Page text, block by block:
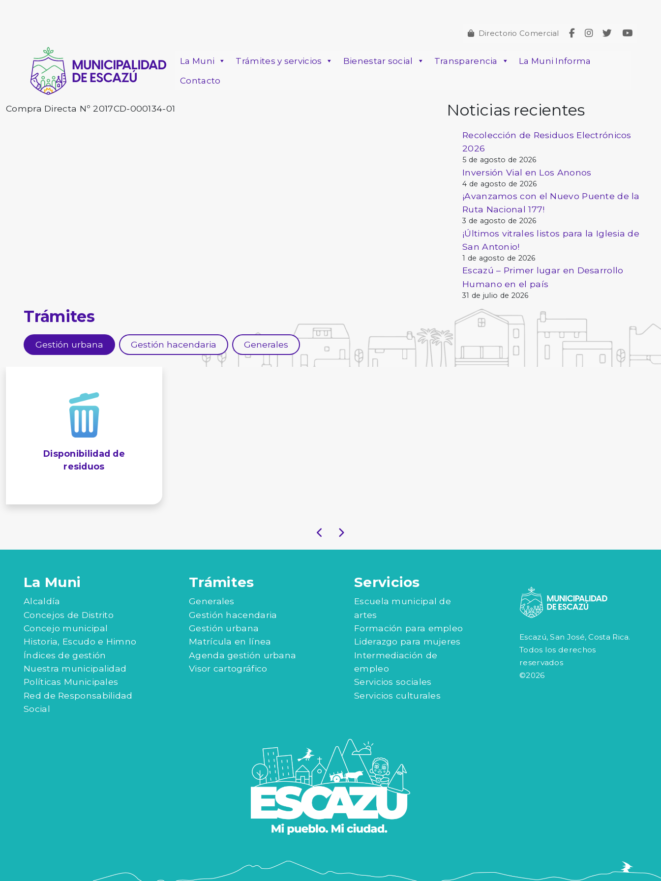
Directorio Comercial
La Muni Trámites y servicios Bienestar social Transparencia
La Muni Informa
Contacto
Compra Directa Nº 2017CD-000134-01 Noticias recientes
Recolección de Residuos Electrónicos
2026
5 de agosto de 2026
Inversión Vial en Los Anonos
4 de agosto de 2026
¡Avanzamos con el Nuevo Puente de la
Ruta Nacional 177!
3 de agosto de 2026
¡Últimos vitrales listos para la Iglesia de
San Antonio!
1 de agosto de 2026
Escazú – Primer lugar en Desarrollo
Humano en el país
31 de julio de 2026
Trámites
Gestión urbana Gestión hacendaria Generales
Disponibilidad de
residuos
La Muni
Alcaldía
Concejos de Distrito
Concejo municipal
Historia, Escudo e Himno
Índices de gestión
Nuestra municipalidad
Políticas Municipales
Red de Responsabilidad
Social
Trámites
Generales
Gestión hacendaria
Gestión urbana
Matrícula en línea
Agenda gestión urbana
Visor cartográfico
Servicios
Escuela municipal de
artes
Formación para empleo
Liderazgo para mujeres
Intermediación de
empleo
Servicios sociales
Servicios culturales
Escazú, San José, Costa Rica.
Todos los derechos
reservados
©2026